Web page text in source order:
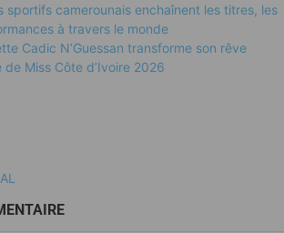
sportifs camerounais enchaînent les titres, les
à travers le monde
Cadic N’Guessan transforme son rêve
de Miss Côte d’Ivoire 2026